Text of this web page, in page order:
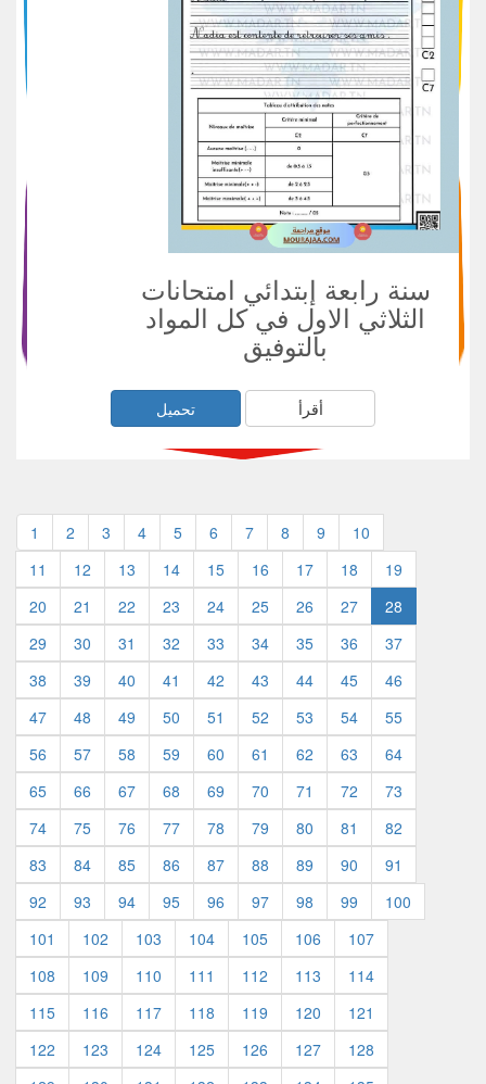
سنة رابعة إبتدائي امتحانات
الثلاثي الاول في كل المواد
بالتوفيق
أقرأ تحميل
1 2 3 4 5 6 7 8 9
10
11
12 13 14 15 16 17 18
19
20
21 22 23 24 25 26 27
28
29
30 31 32 33 34 35 36
37
38
39 40 41 42 43 44 45
46
47
48 49 50 51 52 53 54
55
56
57 58 59 60 61 62 63
64
65
66 67 68 69 70 71 72
73
74
75 76 77 78 79 80 81
82
83
84 85 86 87 88 89 90
91
92
93 94 95 96 97 98 99
100
101
102 103 104 105 106
107
108
109 110 111 112 113
114
115
116 117 118 119 120
121
122
123 124 125 126 127
128